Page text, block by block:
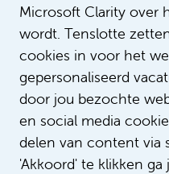
Microsoft Clarity over
wordt. Tenslotte
cookies in voor het
gepersonaliseerd
door jou bezochte
en social media
delen van content via
'Akkoord' te klikken